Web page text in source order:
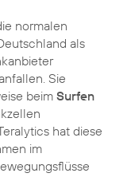
normalen
als
Sie
beim Surfen
hat diese
im